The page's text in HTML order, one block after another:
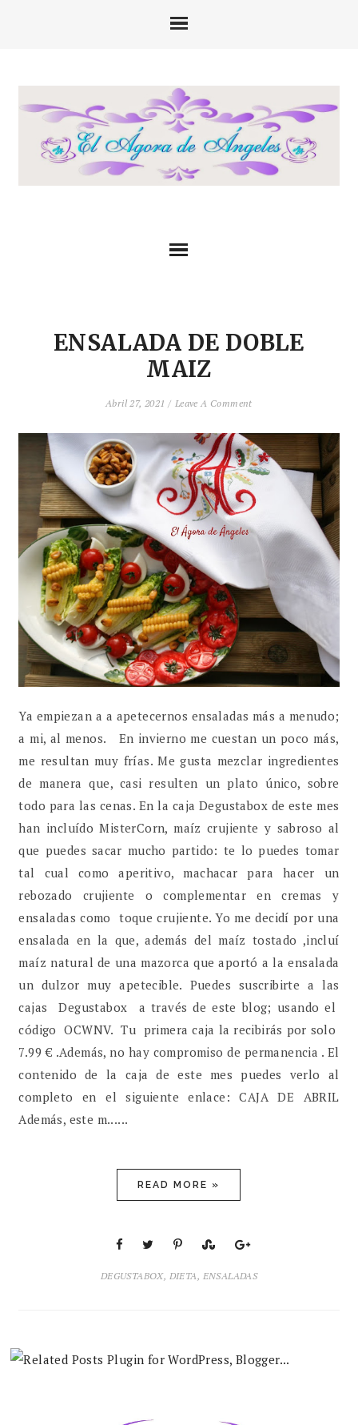
ENSALADA DE DOBLE
MAIZ
Abril 27, 2021 / Leave A Comment
Ya empiezan a a apetecernos ensaladas más a menudo;
a mi, al menos. En invierno me cuestan un poco más,
me resultan muy frías. Me gusta mezclar ingredientes
de manera que, casi resulten un plato único, sobre
todo para las cenas. En la caja Degustabox de este mes
han incluído MisterCorn, maíz crujiente y sabroso al
que puedes sacar mucho partido: te lo puedes tomar
tal cual como aperitivo, machacar para hacer un
rebozado crujiente o complementar en cremas y
ensaladas como toque crujiente. Yo me decidí por una
ensalada en la que, además del maíz tostado ,incluí
maíz natural de una mazorca que aportó a la ensalada
un dulzor muy apetecible. Puedes suscribirte a las
cajas Degustabox a través de este blog; usando el
código OCWNV. Tu primera caja la recibirás por solo
7.99 € .Además, no hay compromiso de permanencia . El
contenido de la caja de este mes puedes verlo al
completo en el siguiente enlace: CAJA DE ABRIL
Además, este m......
READ MORE »
DEGUSTABOX, DIETA , ENSALADAS